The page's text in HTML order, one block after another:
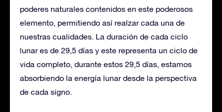
poderes naturales contenidos en este poderosos
elemento, permitiendo así realzar cada una de
nuestras cualidades. La duración de cada ciclo
lunar es de 29,5 días y este representa un ciclo de
vida completo, durante estos 29,5 días, estamos
absorbiendo la energía lunar desde la perspectiva
de cada signo.